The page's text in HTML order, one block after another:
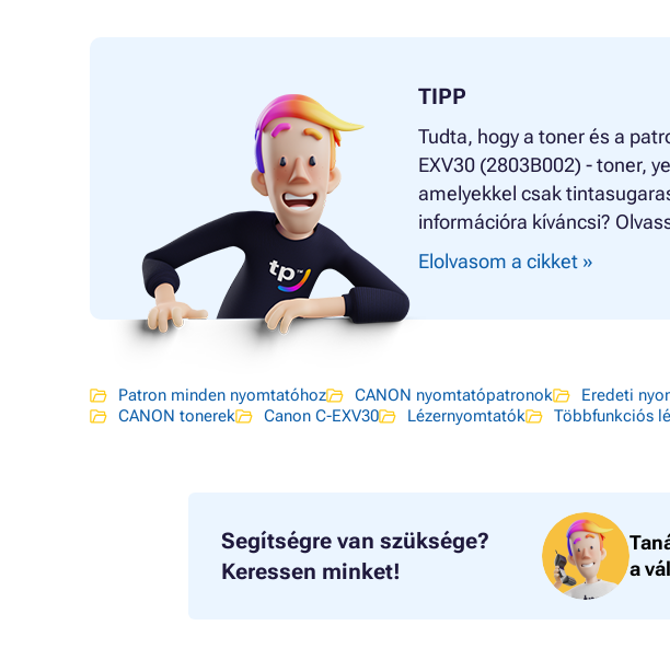
TIPP
Tudta, hogy a toner és a
EXV30 (2803B002) - toner,
amelyekkel csak
információra kíváncsi?
Elolvasom a cikket »
Patron minden nyomtatóhoz CANON nyomtatópatronok Eredeti
CANON tonerek
Canon C-EXV30 Lézernyomtatók Többfunkciós
Segítségre van szüksége?
Keressen minket!
a